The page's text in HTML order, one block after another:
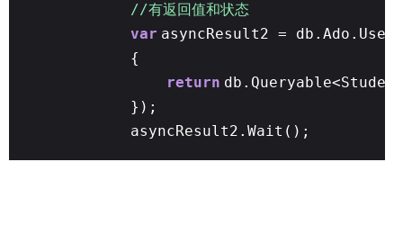
//有返回值和状态
var asyncResult2 =
{
return
});
asyncResult2.Wait();